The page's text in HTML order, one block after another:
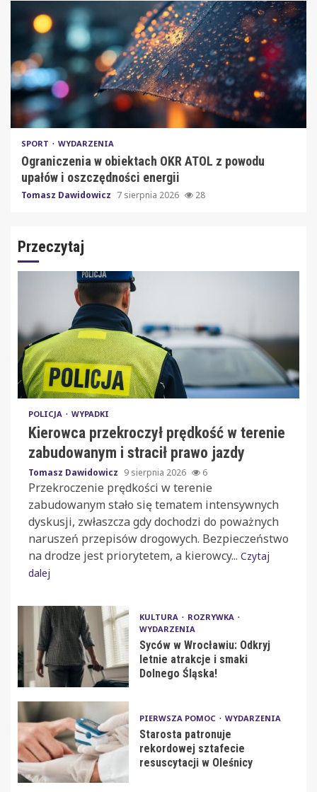
SPORT WYDARZENIA
Ograniczenia w obiektach OKR ATOL z powodu
upałów i oszczędności energii
Tomasz Dawidowicz 7 sierpnia 2026 28
Przeczytaj
POLICJA WYPADKI
Kierowca przekroczył prędkość w terenie
zabudowanym i stracił prawo jazdy
Tomasz Dawidowicz 9 sierpnia 2026 6
Przekroczenie prędkości w terenie
zabudowanym stało się tematem intensywnych
dyskusji, zwłaszcza gdy dochodzi do poważnych
naruszeń przepisów drogowych. Bezpieczeństwo
na drodze jest priorytetem, a kierowcy... Czytaj
dalej
KULTURA
ROZRYWKA
WYDARZENIA
Syców w Wrocławiu: Odkryj
letnie atrakcje i smaki
Dolnego Śląska!
PIERWSZA POMOC WYDARZENIA
Starosta patronuje
rekordowej sztafecie
resuscytacji w Oleśnicy